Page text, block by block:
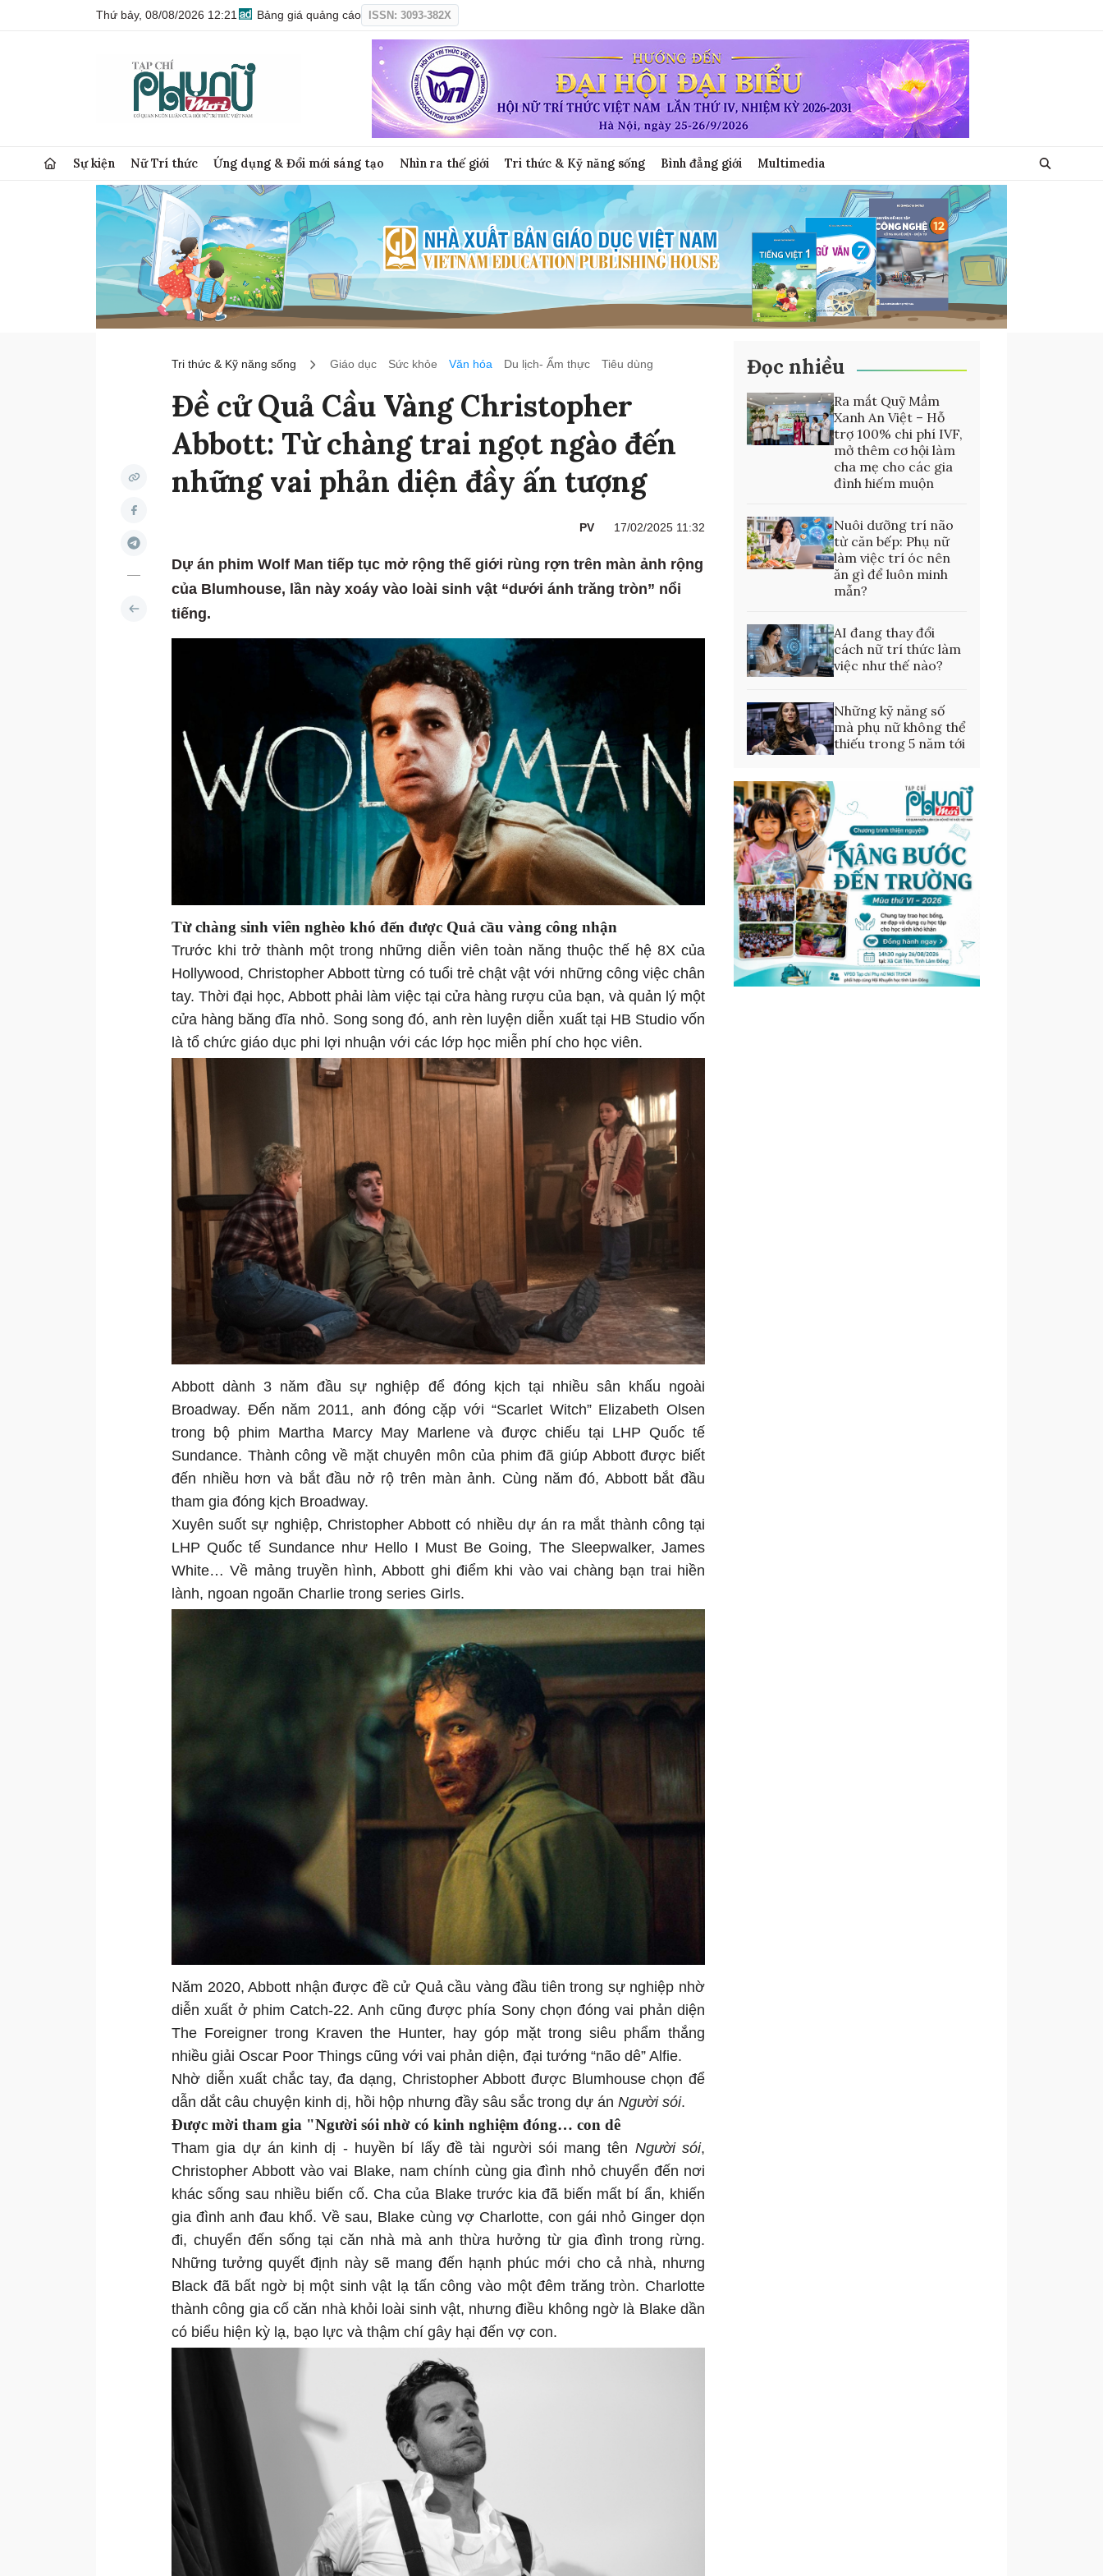
Thứ bảy, 08/08/2026 12:21 Bảng giá quảng cáo ISSN: 3093-382X
Sự kiện Nữ Trí thức Ứng dụng & Đổi mới sáng tạo Nhìn ra thế giới Tri thức & Kỹ năng sống Bình đẳng giới Multimedia
Tri thức & Kỹ năng sống Giáo dục Sức khỏe Văn hóa Du lịch- Ẩm thực Tiêu dùng
Đề cử Quả Cầu Vàng Christopher
Abbott: Từ chàng trai ngọt ngào đến
những vai phản diện đầy ấn tượng
PV 17/02/2025 11:32
Dự án phim Wolf Man tiếp tục mở rộng thế giới rùng rợn trên màn ảnh rộng
của Blumhouse, lần này xoáy vào loài sinh vật “dưới ánh trăng tròn” nổi
tiếng.
Từ chàng sinh viên nghèo khó đến được Quả cầu vàng công nhận
Trước khi trở thành một trong những diễn viên toàn năng thuộc thế hệ 8X của
Hollywood, Christopher Abbott từng có tuổi trẻ chật vật với những công việc chân
tay. Thời đại học, Abbott phải làm việc tại cửa hàng rượu của bạn, và quản lý một
cửa hàng băng đĩa nhỏ. Song song đó, anh rèn luyện diễn xuất tại HB Studio vốn
là tổ chức giáo dục phi lợi nhuận với các lớp học miễn phí cho học viên.
Abbott dành 3 năm đầu sự nghiệp để đóng kịch tại nhiều sân khấu ngoài
Broadway. Đến năm 2011, anh đóng cặp với “Scarlet Witch” Elizabeth Olsen
trong bộ phim Martha Marcy May Marlene và được chiếu tại LHP Quốc tế
Sundance. Thành công về mặt chuyên môn của phim đã giúp Abbott được biết
đến nhiều hơn và bắt đầu nở rộ trên màn ảnh. Cùng năm đó, Abbott bắt đầu
tham gia đóng kịch Broadway.
Xuyên suốt sự nghiệp, Christopher Abbott có nhiều dự án ra mắt thành công tại
LHP Quốc tế Sundance như Hello I Must Be Going, The Sleepwalker, James
White… Về mảng truyền hình, Abbott ghi điểm khi vào vai chàng bạn trai hiền
lành, ngoan ngoãn Charlie trong series Girls.
Năm 2020, Abbott nhận được đề cử Quả cầu vàng đầu tiên trong sự nghiệp nhờ
diễn xuất ở phim Catch-22. Anh cũng được phía Sony chọn đóng vai phản diện
The Foreigner trong Kraven the Hunter, hay góp mặt trong siêu phẩm thắng
nhiều giải Oscar Poor Things cũng với vai phản diện, đại tướng “não dê” Alfie.
Nhờ diễn xuất chắc tay, đa dạng, Christopher Abbott được Blumhouse chọn để
dẫn dắt câu chuyện kinh dị, hồi hộp nhưng đầy sâu sắc trong dự án Người sói.
Được mời tham gia "Người sói nhờ có kinh nghiệm đóng… con dê
Tham gia dự án kinh dị - huyền bí lấy đề tài người sói mang tên Người sói,
Christopher Abbott vào vai Blake, nam chính cùng gia đình nhỏ chuyển đến nơi
khác sống sau nhiều biến cố. Cha của Blake trước kia đã biến mất bí ẩn, khiến
gia đình anh đau khổ. Về sau, Blake cùng vợ Charlotte, con gái nhỏ Ginger dọn
đi, chuyển đến sống tại căn nhà mà anh thừa hưởng từ gia đình trong rừng.
Những tưởng quyết định này sẽ mang đến hạnh phúc mới cho cả nhà, nhưng
Black đã bất ngờ bị một sinh vật lạ tấn công vào một đêm trăng tròn. Charlotte
thành công gia cố căn nhà khỏi loài sinh vật, nhưng điều không ngờ là Blake dần
có biểu hiện kỳ lạ, bạo lực và thậm chí gây hại đến vợ con.
Đọc nhiều
Ra mắt Quỹ Mầm
Xanh An Việt – Hỗ
trợ 100% chi phí IVF,
mở thêm cơ hội làm
cha mẹ cho các gia
đình hiếm muộn
Nuôi dưỡng trí não
từ căn bếp: Phụ nữ
làm việc trí óc nên
ăn gì để luôn minh
mẫn?
AI đang thay đổi
cách nữ trí thức làm
việc như thế nào?
Những kỹ năng số
mà phụ nữ không thể
thiếu trong 5 năm tới